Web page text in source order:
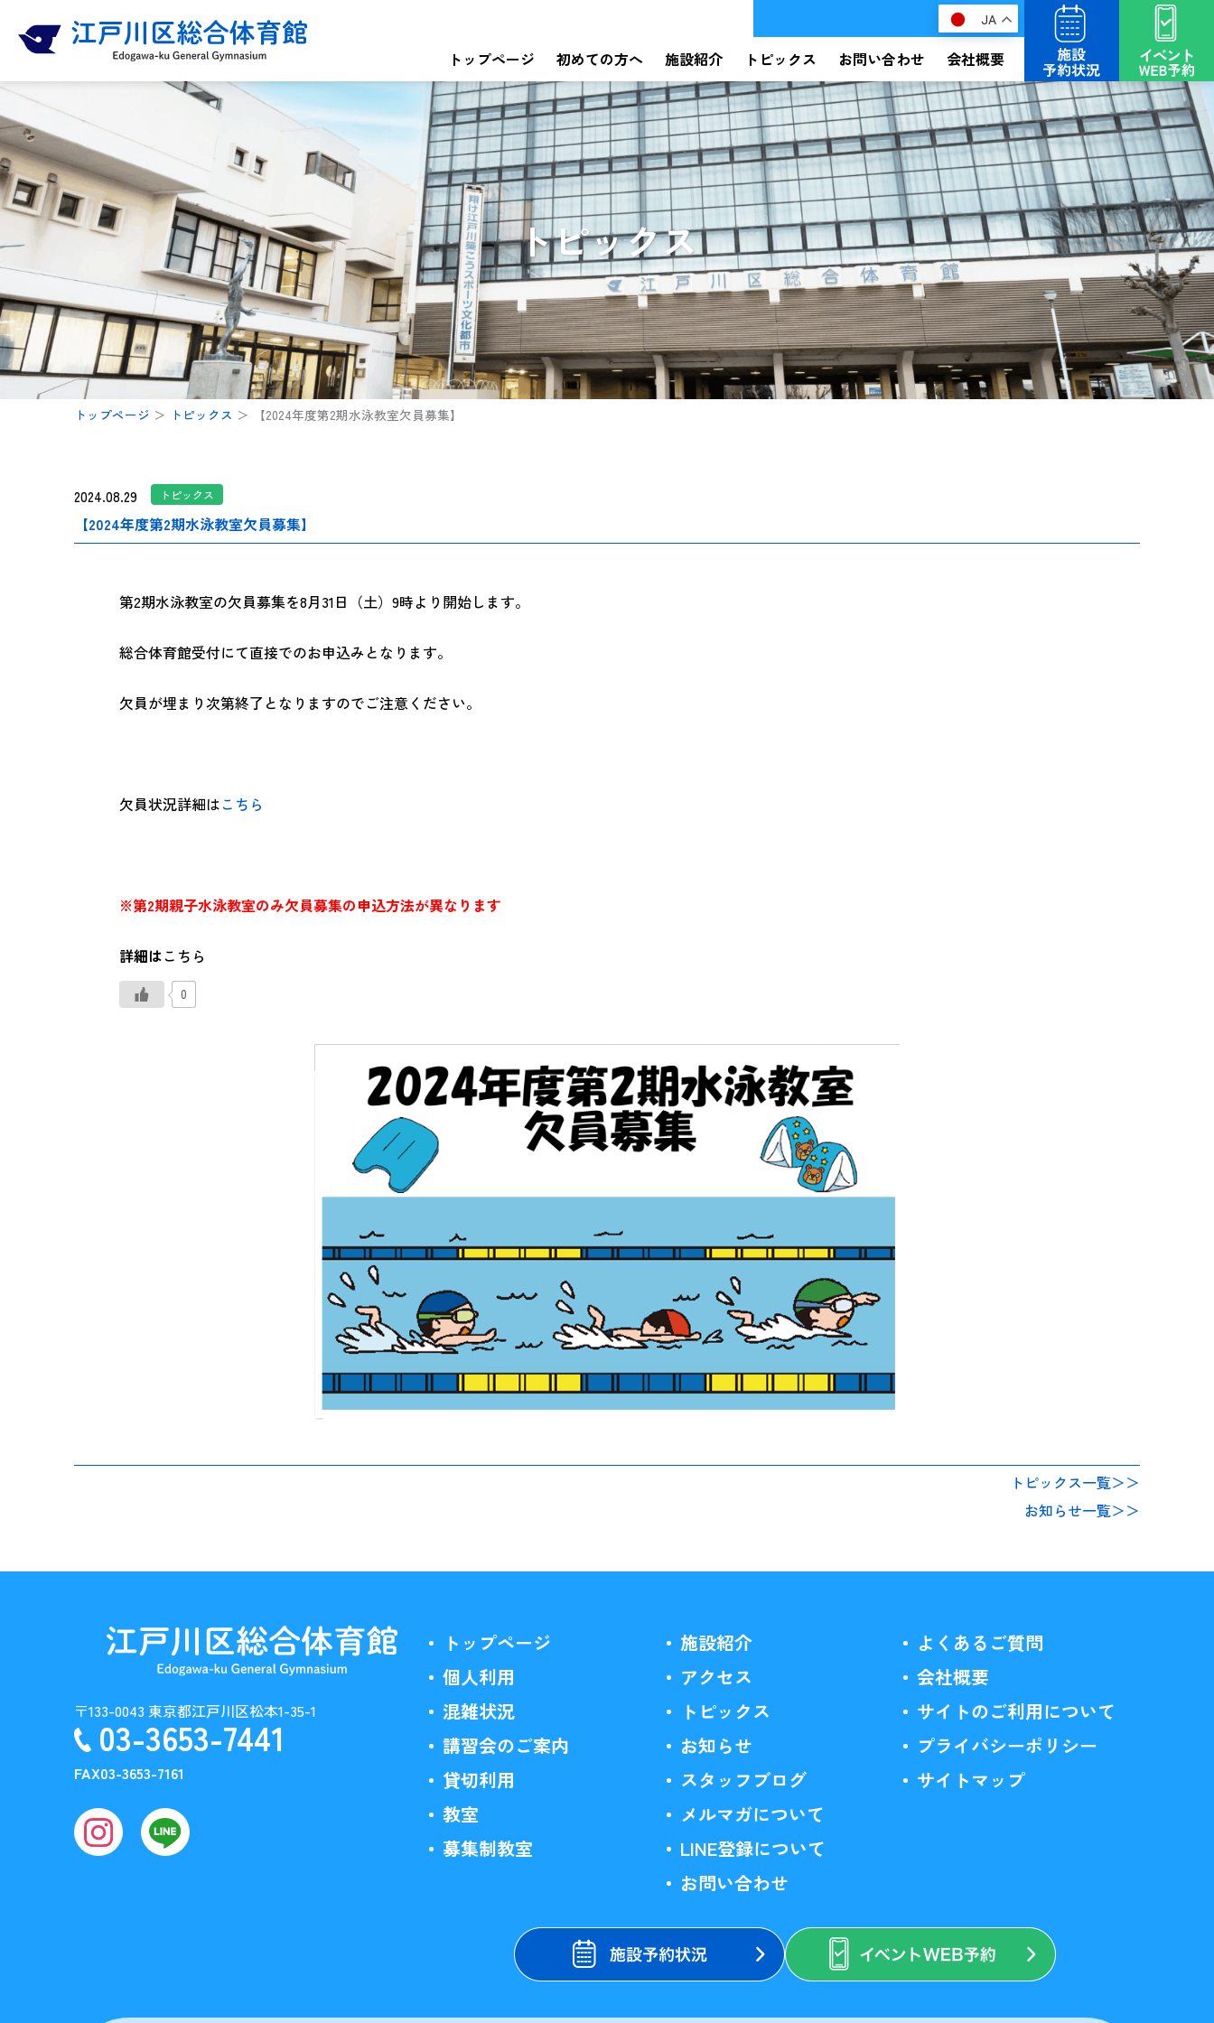
ス
キ
ッ
プ
トップページ 初めての方へ 施設紹介 トピックス お問い合わせ 会社概要
トピックス
トップページ ＞ トピックス ＞ 【2024年度第2期水泳教室欠員募集】
2024.08.29 トピックス
【2024年度第2期水泳教室欠員募集】
第2期水泳教室の欠員募集を8月31日（土）9時より開始します。
総合体育館受付にて直接でのお申込みとなります。
欠員が埋まり次第終了となりますのでご注意ください。
欠員状況詳細はこちら
※第2期親子水泳教室のみ欠員募集の申込方法が異なります
詳細はこちら
0
トピックス一覧＞＞
お知らせ一覧＞＞
〒133-0043 東京都江戸川区松本1-35-1
03-3653-7441
FAX03-3653-7161
トップページ
個人利用
混雑状況
講習会のご案内
貸切利用
教室
募集制教室
施設紹介
アクセス
トピックス
お知らせ
スタッフブログ
メルマガについて
LINE登録について
お問い合わせ
よくあるご質問
会社概要
サイトのご利用について
プライバシーポリシー
サイトマップ
JA